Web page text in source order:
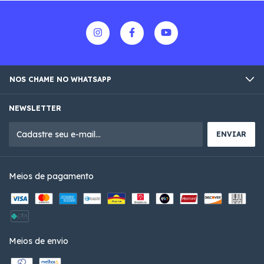
NOS CHAME NO WHATSAPP
NEWSLETTER
Meios de pagamento
Meios de envio